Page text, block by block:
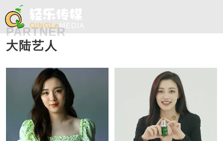
PARTNER
大陆艺人
伙伴1 伙伴2